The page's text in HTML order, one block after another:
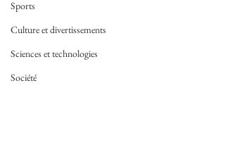
Sports
Culture et divertissements
Sciences et technologies
Société